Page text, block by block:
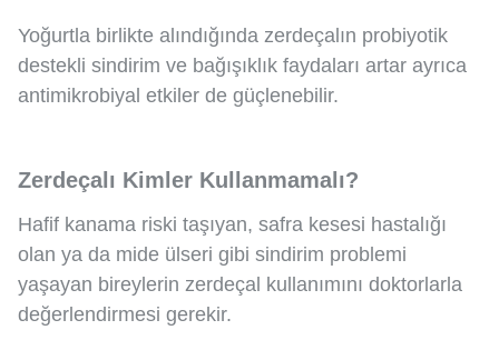
Yoğurtla birlikte alındığında zerdeçalın probiyotik
destekli sindirim ve bağışıklık faydaları artar ayrıca
antimikrobiyal etkiler de güçlenebilir.
Zerdeçalı Kimler Kullanmamalı?
Hafif kanama riski taşıyan, safra kesesi hastalığı
olan ya da mide ülseri gibi sindirim problemi
yaşayan bireylerin zerdeçal kullanımını doktorlarla
değerlendirmesi gerekir.